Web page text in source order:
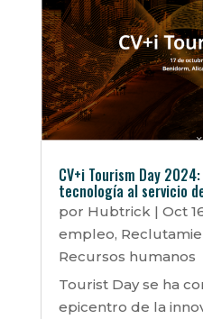
CV+i Tourism Day
tecnología al servicio
por Hubtrick | Oct
empleo,
Recursos humanos
Tourist Day se ha
epicentro de la